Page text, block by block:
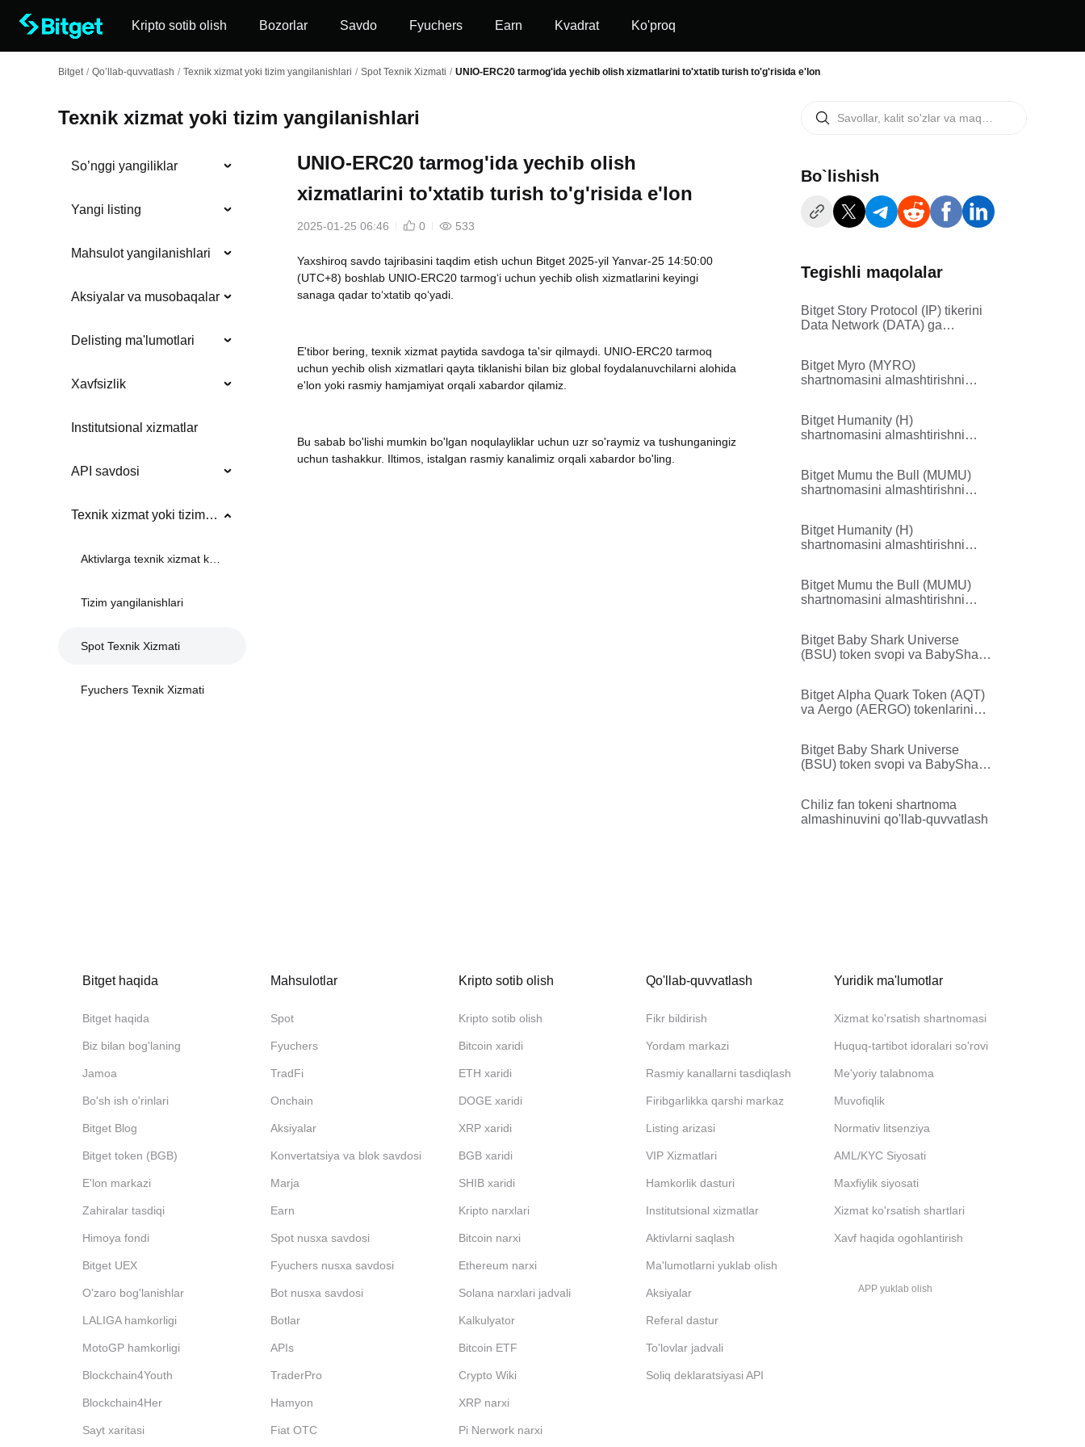
Kripto sotib olish Bozorlar Savdo Fyuchers Earn Kvadrat Ko'proq
Bitget / Qo’llab-quvvatlash / Texnik xizmat yoki tizim yangilanishlari / Spot Texnik Xizmati / UNIO-ERC20 tarmog'ida yechib olish xizmatlarini to'xtatib turish to'g'risida e'lon
Texnik xizmat yoki tizim yangilanishlari
So’nggi yangiliklar
Yangi listing
Mahsulot yangilanishlari
Aksiyalar va musobaqalar
Delisting ma'lumotlari
Xavfsizlik
Institutsional xizmatlar
API savdosi
Texnik xizmat yoki tizim yangilanishlari
Aktivlarga texnik xizmat ko'rsatish
Tizim yangilanishlari
Spot Texnik Xizmati
Fyuchers Texnik Xizmati
UNIO-ERC20 tarmog'ida yechib olish
xizmatlarini to'xtatib turish to'g'risida e'lon
2025-01-25 06:46 0 533
Yaxshiroq savdo tajribasini taqdim etish uchun Bitget 2025-yil Yanvar-25 14:50:00
(UTC+8) boshlab UNIO-ERC20 tarmog‘i uchun yechib olish xizmatlarini keyingi
sanaga qadar to‘xtatib qo‘yadi.
E'tibor bering, texnik xizmat paytida savdoga ta'sir qilmaydi. UNIO-ERC20 tarmoq
uchun yechib olish xizmatlari qayta tiklanishi bilan biz global foydalanuvchilarni alohida
e'lon yoki rasmiy hamjamiyat orqali xabardor qilamiz.
Bu sabab bo'lishi mumkin bo'lgan noqulayliklar uchun uzr so'raymiz va tushunganingiz
uchun tashakkur. Iltimos, istalgan rasmiy kanalimiz orqali xabardor bo'ling.
Bo`lishish
Tegishli maqolalar
Bitget Story Protocol (IP) tikerini
Data Network (DATA) ga
Bitget Myro (MYRO)
shartnomasini almashtirishni
Bitget Humanity (H)
shartnomasini almashtirishni
Bitget Mumu the Bull (MUMU)
shartnomasini almashtirishni
Bitget Humanity (H)
shartnomasini almashtirishni
Bitget Mumu the Bull (MUMU)
shartnomasini almashtirishni
Bitget Baby Shark Universe
(BSU) token svopi va BabyShark
Bitget Alpha Quark Token (AQT)
va Aergo (AERGO) tokenlarini
migratsiyasini yakunladi
Bitget Baby Shark Universe
(BSU) token svopi va BabyShark
Chiliz fan tokeni shartnoma
almashinuvini qo'llab-quvvatlash
Bitget haqida
Bitget haqida
Biz bilan bog'laning
Jamoa
Bo'sh ish o'rinlari
Bitget Blog
Bitget token (BGB)
E'lon markazi
Zahiralar tasdiqi
Himoya fondi
Bitget UEX
O'zaro bog'lanishlar
LALIGA hamkorligi
MotoGP hamkorligi
Blockchain4Youth
Blockchain4Her
Sayt xaritasi
Mahsulotlar
Spot
Fyuchers
TradFi
Onchain
Aksiyalar
Konvertatsiya va blok savdosi
Marja
Earn
Spot nusxa savdosi
Fyuchers nusxa savdosi
Bot nusxa savdosi
Botlar
APIs
TraderPro
Hamyon
Fiat OTC
Kripto sotib olish
Kripto sotib olish
Bitcoin xaridi
ETH xaridi
DOGE xaridi
XRP xaridi
BGB xaridi
SHIB xaridi
Kripto narxlari
Bitcoin narxi
Ethereum narxi
Solana narxlari jadvali
Kalkulyator
Bitcoin ETF
Crypto Wiki
XRP narxi
Pi Nerwork narxi
Qo'llab-quvvatlash
Fikr bildirish
Yordam markazi
Rasmiy kanallarni tasdiqlash
Firibgarlikka qarshi markaz
Listing arizasi
VIP Xizmatlari
Hamkorlik dasturi
Institutsional xizmatlar
Aktivlarni saqlash
Ma'lumotlarni yuklab olish
Aksiyalar
Referal dastur
To'lovlar jadvali
Soliq deklaratsiyasi API
Yuridik ma'lumotlar
Xizmat ko'rsatish shartnomasi
Huquq-tartibot idoralari so'rovi
Me'yoriy talabnoma
Muvofiqlik
Normativ litsenziya
AML/KYC Siyosati
Maxfiylik siyosati
Xizmat ko'rsatish shartlari
Xavf haqida ogohlantirish
APP yuklab olish